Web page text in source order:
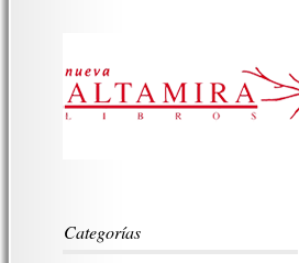
Categorías